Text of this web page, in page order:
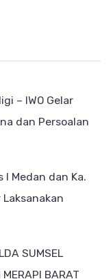
– IWO Gelar
dan Persoalan
I Medan dan Ka.
SUMSEL
MERAPI BARAT